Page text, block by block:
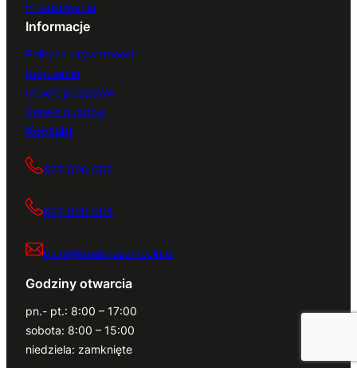
Finansowanie
Informacje
Polityka prywatności
Regulamin
Import pojazdów
Serwis quadów
Kontakt
667 000 083
667 000 084
biuro@dealerszamocin.pl
Godziny otwarcia
pn.- pt.: 8:00 – 17:00
sobota: 8:00 – 15:00
niedziela: zamknięte